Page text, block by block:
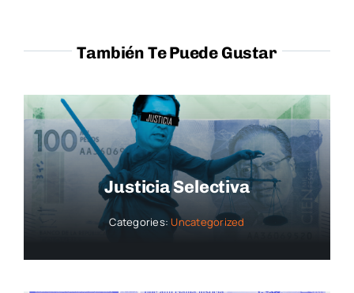
También Te Puede Gustar
Justicia Selectiva
Categories: Uncategorized